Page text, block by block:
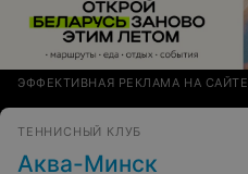
ЭФФЕКТИВНАЯ РЕКЛАМА НА САЙТЕ
ТЕННИСНЫЙ КЛУБ
Аква-Минск